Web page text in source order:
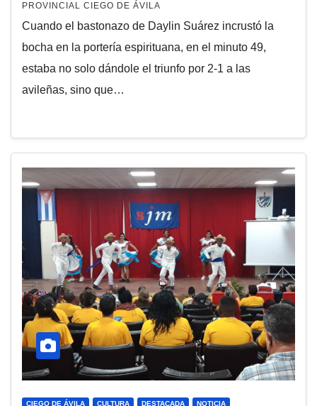
PROVINCIAL CIEGO DE ÁVILA
Cuando el bastonazo de Daylin Suárez incrustó la
bocha en la portería espirituana, en el minuto 49,
estaba no solo dándole el triunfo por 2-1 a las
avileñas, sino que…
CIEGO DE ÁVILA CULTURA DESTACADA NOTICIA